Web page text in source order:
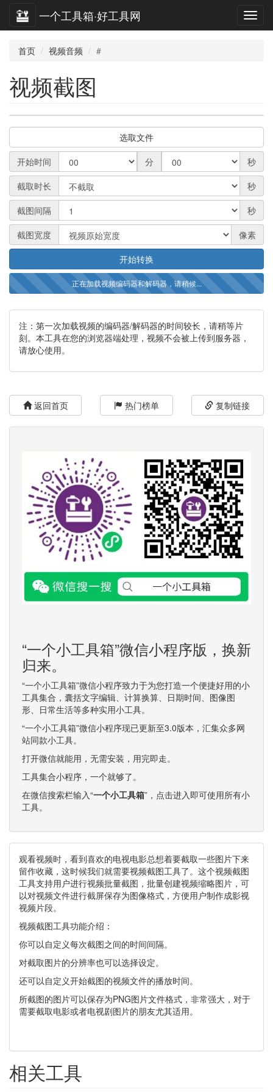
一个工具箱·好工具网
首页 视频音频 #
视频截图
选取文件
开始时间
分
秒
截取时长
秒
截图间隔
秒
截图宽度
像素
开始转换
正在加载视频编码器和解码器，请稍候...
注：第一次加载视频的编码器/解码器的时间较长，请稍等片
刻。本工具在您的浏览器端处理，视频不会被上传到服务器，
请放心使用。
返回首页 热门榜单 复制链接
“一个小工具箱”微信小程序版，换新
归来。
“一个小工具箱”微信小程序致力于为您打造一个便捷好用的小
工具集合，囊括文字编辑、计算换算、日期时间、图像图
形、日常生活等多种实用小工具。
“一个小工具箱”微信小程序现已更新至3.0版本，汇集众多网
站同款小工具。
打开微信就能用，无需安装，用完即走。
工具集合小程序，一个就够了。
在微信搜索栏输入“一个小工具箱”，点击进入即可使用所有小
工具。
观看视频时，看到喜欢的电视电影总想着要截取一些图片下来
留作收藏，这时候我们就需要视频截图工具了。这个视频截图
工具支持用户进行视频批量截图，批量创建视频缩略图片，可
以对视频文件进行截屏保存为图像格式，方便用户制作成影视
视频片段。
视频截图工具功能介绍：
你可以自定义每次截图之间的时间间隔。
对截取图片的分辨率也可以选择设定。
还可以自定义开始截图的视频文件的播放时间。
所截图的图片可以保存为PNG图片文件格式，非常强大，对于
需要截取电影或者电视剧图片的朋友尤其适用。
相关工具